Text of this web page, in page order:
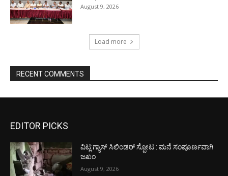
August 9, 2026
Load more
RECENT COMMENTS
EDITOR PICKS
ವಿಟ್ಲ:ಗ್ಯಾಸ್ ಸಿಲಿಂಡರ್ ಸ್ಪೋಟ : ಮನೆ ಸಂಪೂರ್ಣವಾಗಿ
ಜಖಂ
August 9, 2026